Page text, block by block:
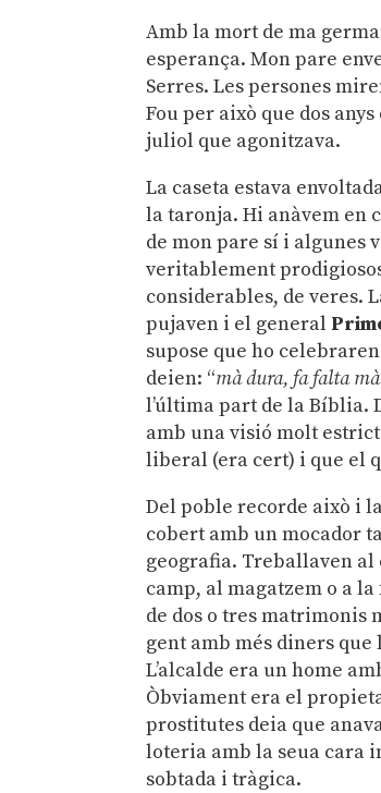
Amb la mort de ma
esperança. Mon pare
Serres. Les persones
Fou per això que dos
juliol que agonitzava.
La caseta estava
la taronja. Hi anàvem en
de mon pare sí i algunes
veritablement
considerables, de veres.
pujaven i el general
supose que ho celebraren
deien: “mà dura, fa falta
l’última part de la Bíblia.
amb una visió molt
liberal (era cert) i que el
Del poble recorde això i
cobert amb un mocador
geografia. Treballaven
camp, al magatzem o a
de dos o tres matrimonis
gent amb més diners
L’alcalde era un home
Òbviament era el
prostitutes deia que
loteria amb la seua cara
sobtada i tràgica.